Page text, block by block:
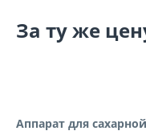
За ту же
Аппарат для